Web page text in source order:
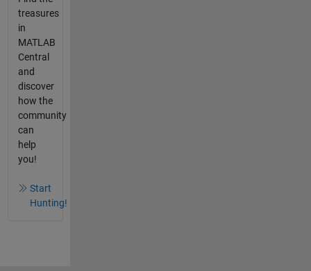
treasures
in
MATLAB
Central
and
discover
how the
community
can
help
you!
Start
Hunting!